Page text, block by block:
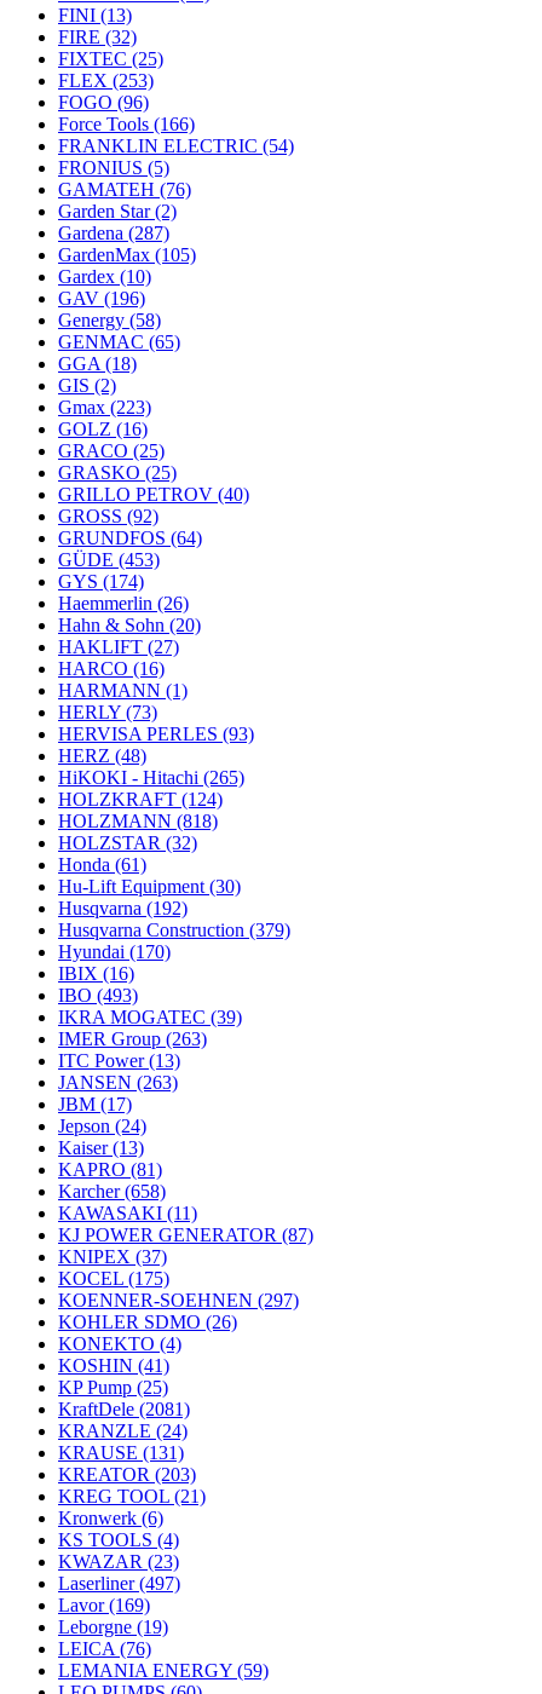
FINI (13)
FIRE (32)
FIXTEC (25)
FLEX (253)
FOGO (96)
Force Tools (166)
FRANKLIN ELECTRIC (54)
FRONIUS (5)
GAMATEH (76)
Garden Star(2)
Gardena (287)
GardenMax (105)
Gardex (10)
GAV (196)
Genergy (58)
GENMAC (65)
GGA (18)
GIS (2)
Gmax (223)
GOLZ (16)
GRACO (25)
GRASKO (25)
GRILLO PETROV (40)
GROSS (92)
GRUNDFOS (64)
GÜDE (453)
GYS (174)
Haemmerlin (26)
Hahn & Sohn (20)
HAKLIFT (27)
HARCO (16)
HARMANN (1)
HERLY (73)
HERVISA PERLES (93)
HERZ (48)
HiKOKI - Hitachi (265)
HOLZKRAFT (124)
HOLZMANN (818)
HOLZSTAR (32)
Honda (61)
Hu-Lift Equipment (30)
Husqvarna (192)
Husqvarna Construction (379)
Hyundai (170)
IBIX (16)
IBO (493)
IKRA MOGATEC (39)
IMER Group (263)
ITC Power(13)
JANSEN (263)
JBM (17)
Jepson (24)
Kaiser(13)
KAPRO (81)
Karcher(658)
KAWASAKI (11)
KJ POWER GENERATOR (87)
KNIPEX (37)
KOCEL (175)
KOENNER-SOEHNEN (297)
KOHLER SDMO (26)
KONEKTO (4)
KOSHIN (41)
KP Pump (25)
KraftDele (2081)
KRANZLE (24)
KRAUSE (131)
KREATOR (203)
KREG TOOL (21)
Kronwerk (6)
KS TOOLS (4)
KWAZAR (23)
Laserliner(497)
Lavor(169)
Leborgne (19)
LEICA (76)
LEMANIA ENERGY (59)